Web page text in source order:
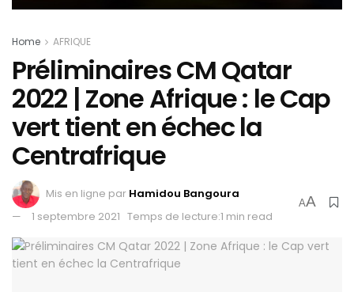
Home AFRIQUE
Préliminaires CM Qatar
2022 | Zone Afrique : le Cap
vert tient en échec la
Centrafrique
Mis en ligne par Hamidou Bangoura
1 septembre 2021 Temps de lecture:1 min read
AA